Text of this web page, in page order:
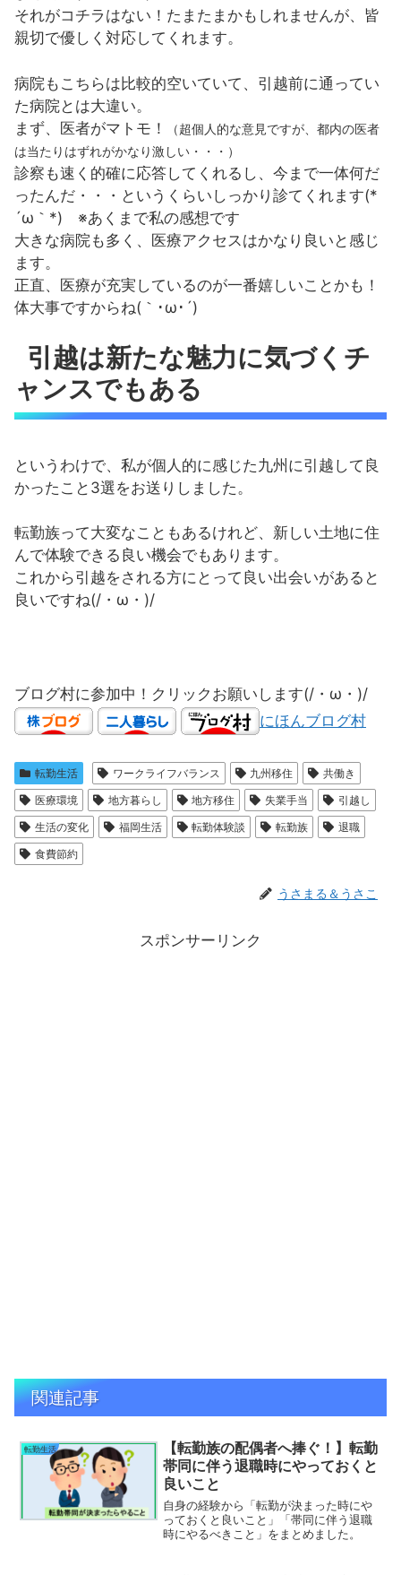
それがコチラはない！たまたまかもしれませんが、皆
親切で優しく対応してくれます。
病院もこちらは比較的空いていて、引越前に通ってい
た病院とは大違い。
まず、医者がマトモ！
（超個人的な意見ですが、都内の医者
は当たりはずれがかなり激しい・・・）
診察も速く的確に応答してくれるし、今まで一体何だ
ったんだ・・・というくらいしっかり診てくれます(*
´ω｀*) ※あくまで私の感想です
大きな病院も多く、医療アクセスはかなり良いと感じ
ます。
正直、医療が充実しているのが一番嬉しいことかも！
体大事ですからね(｀･ω･´)
引越は新たな魅力に気づくチ
ャンスでもある
というわけで、私が個人的に感じた九州に引越して良
かったこと3選をお送りしました。
転勤族って大変なこともあるけれど、新しい土地に住
んで体験できる良い機会でもあります。
これから引越をされる方にとって良い出会いがあると
良いですね(/・ω・)/
ブログ村に参加中！クリックお願いします(/・ω・)/
にほんブログ村
転勤生活 ワークライフバランス 九州移住
共働き
医療環境
地方暮らし 地方移住 失業手当
引越し
生活の変化
福岡生活 転勤体験談 転勤族
退職
食費節約
うさまる＆うさこ
スポンサーリンク
関連記事
転勤生活
【転勤族の配偶者へ捧ぐ！】転勤
帯同に伴う退職時にやっておくと
良いこと
自身の経験から「転勤が決まった時にや
っておくと良いこと」「帯同に伴う退職
時にやるべきこと」をまとめました。